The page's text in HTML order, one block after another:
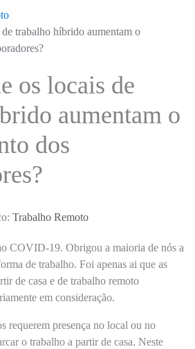
trabalho híbrido aumentam o
os locais de
aumentam o
dos
Trabalho Remoto
COVID-19. Obrigou a maioria de nós a
de trabalho. Foi apenas ai que as
de casa e de trabalho remoto
em consideração.
requerem presença no local ou no
o trabalho a partir de casa. Neste